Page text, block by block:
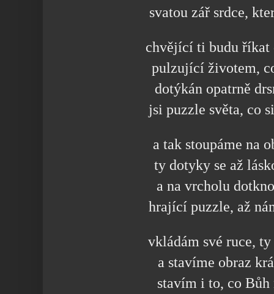
svatou zář srdce,
chvějící ti budu říkat
pulzující životem,
dotýkán opatrně
jsi puzzle světa, co
a tak stoupáme na
ty dotyky se až
a na vrcholu
hrající puzzle, až
vkládám své ruce,
a stavíme obraz
stavím i to, co